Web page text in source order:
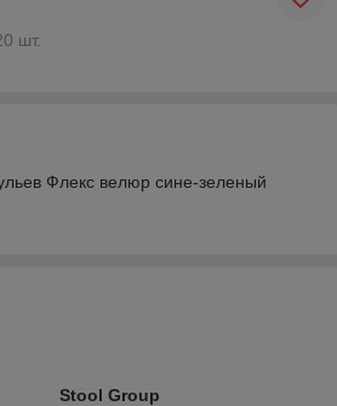
шт.
Флекс велюр сине-зеленый
Stool Group